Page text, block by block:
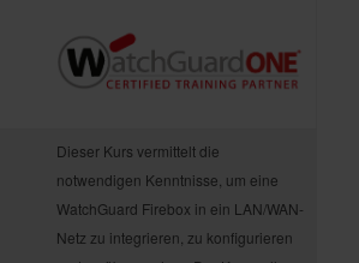
Dieser Kurs vermittelt die
notwendigen Kenntnisse, um eine
WatchGuard Firebox in ein LAN/WAN-
Netz zu integrieren, zu konfigurieren